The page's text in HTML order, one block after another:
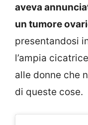
aveva
un tumore
presentandosi
l’ampia
alle donne che
di queste cose.